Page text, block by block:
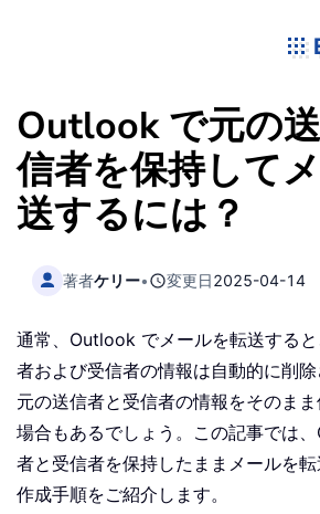
Outlook で元の
信者を保持して
送するには？
著者ケリー• 変更日2025-04-14
通常、Outlook でメールを転送する
者および受信者の情報は自動的に削除
元の送信者と受信者の情報をそのま
場合もあるでしょう。この記事では
者と受信者を保持したままメールを
作成手順をご紹介します。